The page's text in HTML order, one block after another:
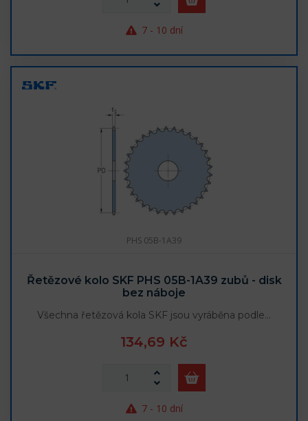
7 - 10 dní
PHS 05B-1A39
Řetězové kolo SKF PHS 05B-1A39 zubů - disk
bez náboje
Všechna řetězová kola SKF jsou vyráběna podle…
134,69 Kč
7 - 10 dní